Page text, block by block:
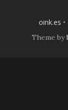
oink.es •
Theme by